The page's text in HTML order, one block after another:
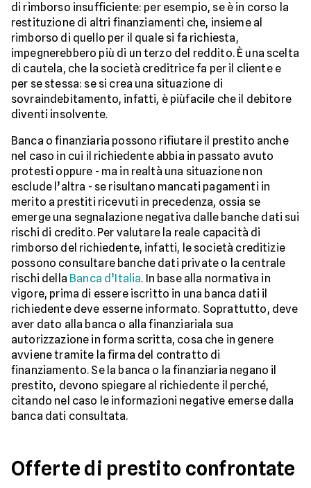
di rimborso insufficiente: per esempio, se è in corso la
restituzione di altri finanziamenti che, insieme al
rimborso di quello per il quale si fa richiesta,
impegnerebbero più di un terzo del reddito. È una scelta
di cautela, che la società creditrice fa per il cliente e
per se stessa: se si crea una situazione di
sovraindebitamento, infatti, è piùfacile che il debitore
diventi insolvente.
Banca o finanziaria possono rifiutare il prestito anche
nel caso in cui il richiedente abbia in passato avuto
protesti oppure - ma in realtà una situazione non
esclude l’altra - se risultano mancati pagamenti in
merito a prestiti ricevuti in precedenza, ossia se
emerge una segnalazione negativa dalle banche dati sui
rischi di credito. Per valutare la reale capacità di
rimborso del richiedente, infatti, le società creditizie
possono consultare banche dati private o la centrale
rischi della Banca d’Italia. In base alla normativa in
vigore, prima di essere iscritto in una banca dati il
richiedente deve esserne informato. Soprattutto, deve
aver dato alla banca o alla finanziariala sua
autorizzazione in forma scritta, cosa che in genere
avviene tramite la firma del contratto di
finanziamento. Se la banca o la finanziaria negano il
prestito, devono spiegare al richiedente il perché,
citando nel caso le informazioni negative emerse dalla
banca dati consultata.
Offerte di prestito confrontate